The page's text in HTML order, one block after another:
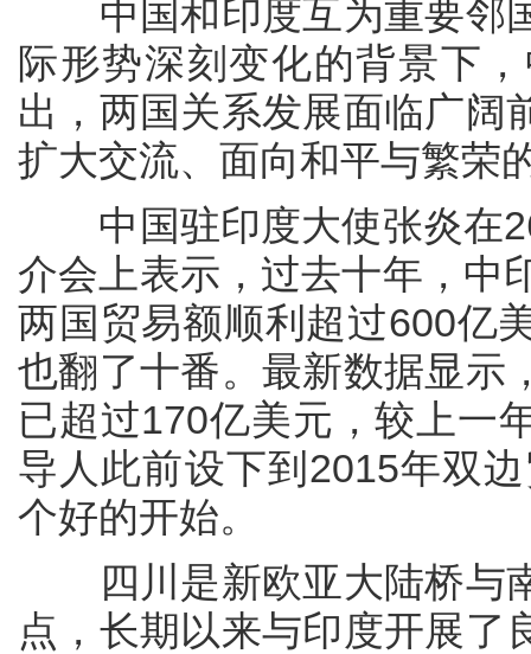
中国和印度互为重要邻
际形势深刻变化的背景下
出，两国关系发展面临广阔
扩大交流、面向和平与繁荣
中国驻印度大使张炎在
介会上表示，过去十年，中
两国贸易额顺利超过600亿
也翻了十番。最新数据显示
已超过170亿美元，较上一
导人此前设下到2015年双
个好的开始。
四川是新欧亚大陆桥与
点，长期以来与印度开展了